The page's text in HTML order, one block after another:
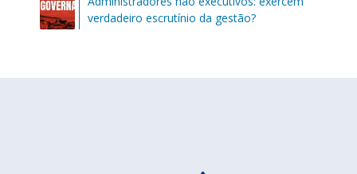
verdadeiro escrutínio da gestão?